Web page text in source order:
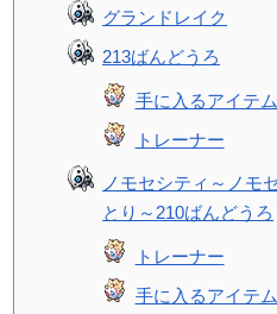
グランドレイク
213ばんどうろ
手に入るアイテム
トレーナー
ノモセシティ～ノモ
とり～210ばんどうろ
トレーナー
手に入るアイテム